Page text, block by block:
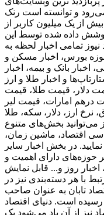
و توانسته است رنک
بیش از یک میلیون کاربر از
پوشش داده شده توسط این
تمامی اخبار لحظه به
بورس، اخبار مسکن و
بانک و بیمه، اخبار
و اخبار طلا و ارز
دلار، قیمت طلا، قیمت
درهم امارات، قیمت لیر
نرخ ارز، دلار، سکه، طلا
می‌توانید بخش‌های متنوع
اقتصاد، ماشین زمان،
در بخش اخبار سایر
حوزه‌های دارای اهمیت و
روز و... قابل نمایش
با هر دسته‌بندی نیز در
تابان به عنوان صاحب
رسیده است. دنیای اقتصاد
نیز از آن یاد می‌شود یک